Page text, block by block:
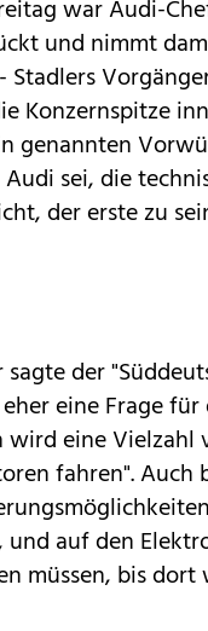
war Audi-
und nimmt
Konzernspitze
genannten
sei, die
der erste zu
der
eine Frage
eine Vielzahl
fahren". Auch
und auf den
müssen, bis